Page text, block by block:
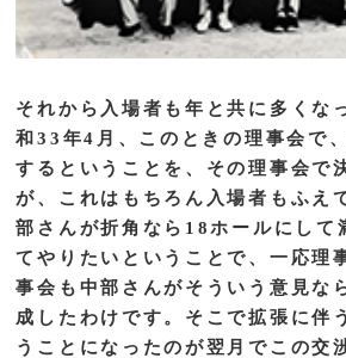
それから入場者も年と共に多くな
和33年4月、このときの理事会で
するということを、その理事会で
が、これはもちろん入場者もふえ
部さんが折角なら18ホールにして
てやりたいということで、一応理
事会も中部さんがそういう意見な
成したわけです。そこで拡張に伴
うことになったのが翌月でこの交